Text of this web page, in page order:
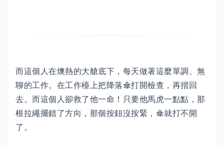
而這個人在燠熱的大艙底下，每天做著這麼單調、無
聊的工作。在工作檯上把降落傘打開檢查，再摺回
去。而這個人卻救了他一命！只要他馬虎一點點，那
根拉繩擺錯了方向，那個按鈕沒按緊，傘就打不開
了。